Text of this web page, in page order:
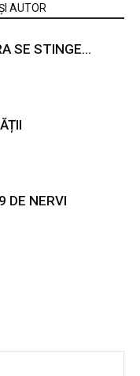
AUTOR
SE STINGE…
DE NERVI